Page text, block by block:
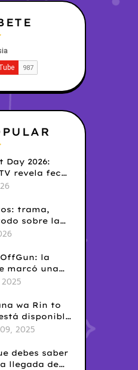
Day 2026:
revela fecha
trama,
sobre la
de su
la
marcó una
tailandés
wa Rin to
disponible
romance
2025
debes saber
llegada de